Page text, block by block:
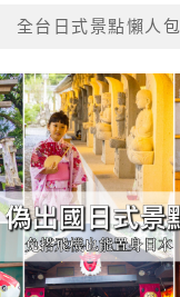
全台日式景點懶人包